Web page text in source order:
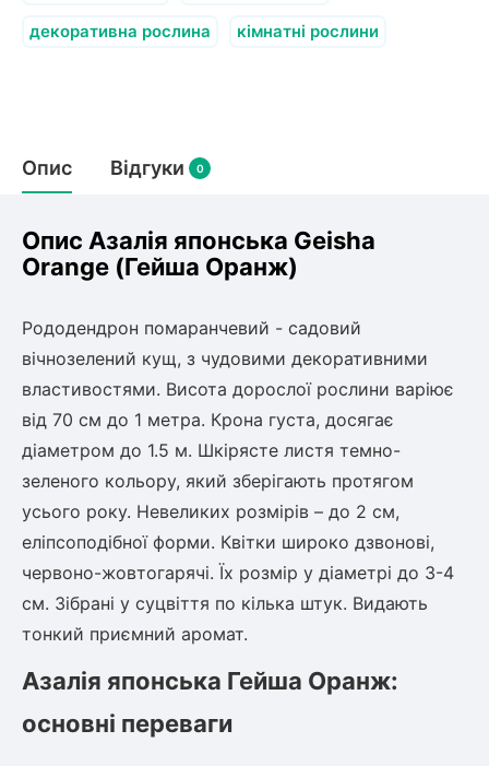
троянди)
декоративна рослина кімнатні рослини
Опис Відгуки 0
Опис Азалія японська Geisha
Orange (Гейша Оранж)
Рододендрон помаранчевий - садовий
вічнозелений кущ, з чудовими декоративними
властивостями. Висота дорослої рослини варіює
від 70 см до 1 метра. Крона густа, досягає
діаметром до 1.5 м. Шкірясте листя темно-
зеленого кольору, який зберігають протягом
усього року. Невеликих розмірів – до 2 см,
еліпсоподібної форми. Квітки широко дзвонові,
червоно-жовтогарячі. Їх розмір у діаметрі до 3-4
см. Зібрані у суцвіття по кілька штук. Видають
тонкий приємний аромат.
Азалія японська Гейша Оранж:
основні переваги